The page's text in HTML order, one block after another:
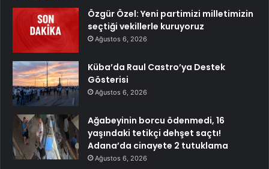
Özgür Özel: Yeni partimizi milletimizin
seçtiği vekillerle kuruyoruz
Ağustos 6, 2026
Küba’da Raul Castro’ya Destek
Gösterisi
Ağustos 6, 2026
Ağabeyinin borcu ödenmedi, 16
yaşındaki tetikçi dehşet saçtı!
Adana’da cinayete 2 tutuklama
Ağustos 6, 2026